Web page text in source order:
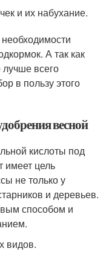
и их набухание.
А так как
всего
в пользу этого
весной
кислоты под
имеет цель
не только у
и деревьев.
способом и
видов.